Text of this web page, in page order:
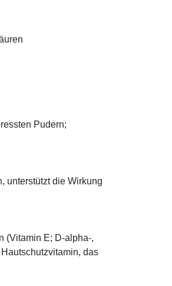
Pudern;
unterstützt die Wirkung
(Vitamin E; D-alpha-,
das